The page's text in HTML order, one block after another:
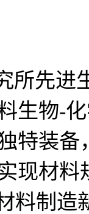
所先进
生物-
特装
现材料
料制